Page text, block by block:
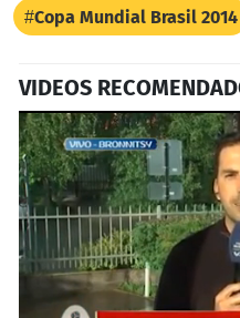
Copa Mundial Brasil 2014
VIDEOS